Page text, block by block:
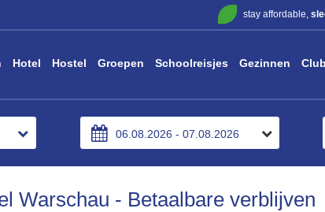
stay affordable,
Hotel Hostel Groepen Schoolreisjes Gezinnen Club
Warschau - Betaalbare verblijven